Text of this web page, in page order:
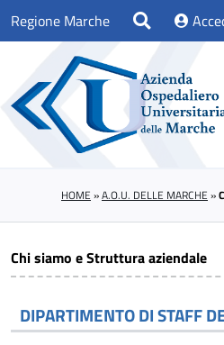
Regione Marche
HOME »A.O.U. DELLE MARCHE »
Chi siamo e Struttura aziendale
DIPARTIMENTO DI STAFF